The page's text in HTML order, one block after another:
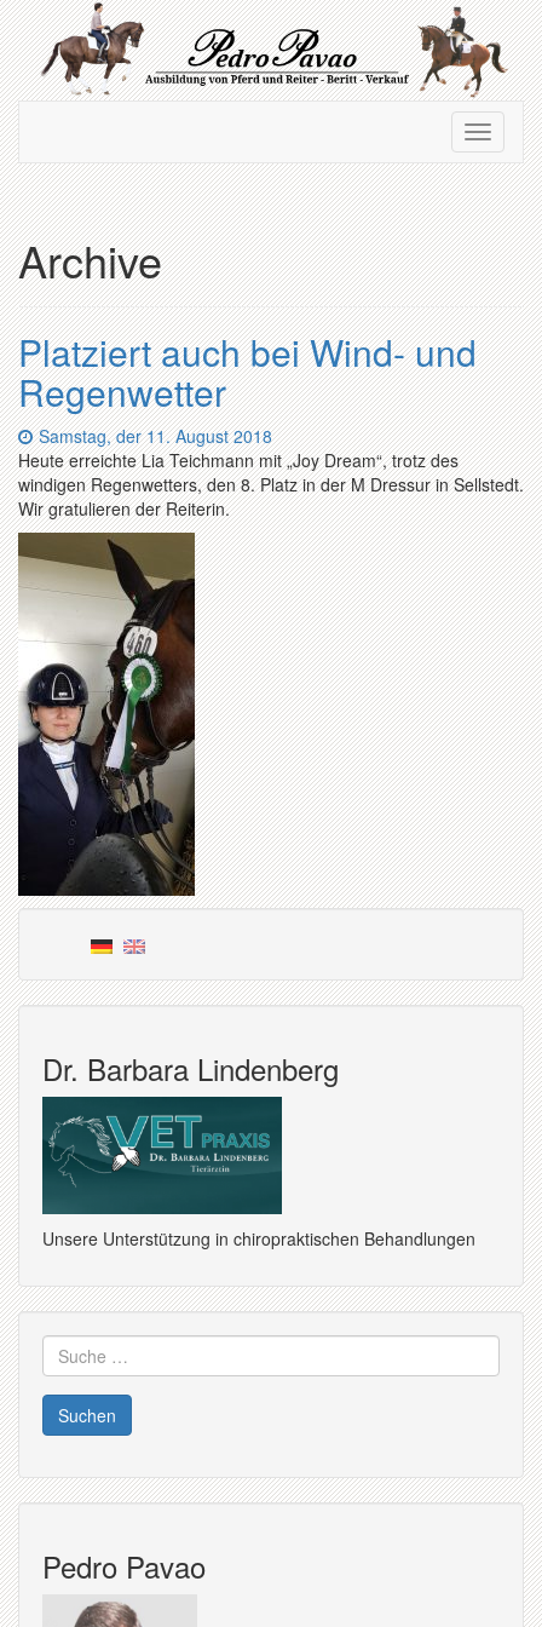
Zum
Hauptinhalt
springen
ein-/
Archive
Platziert auch bei Wind- und
Regenwetter
Datum:
Samstag, der 11. August 2018
Heute erreichte Lia Teichmann mit „Joy Dream“, trotz des
windigen Regenwetters, den 8. Platz in der M Dressur in Sellstedt.
Wir gratulieren der Reiterin.
Dr. Barbara Lindenberg
Unsere Unterstützung in chiropraktischen Behandlungen
Suche
nach:
Pedro Pavao